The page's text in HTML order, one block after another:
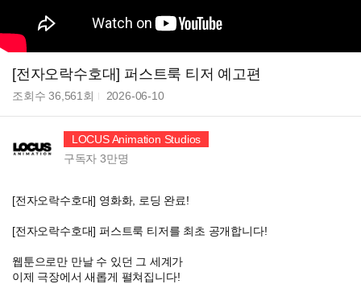
[전자오락수호대] 퍼스트룩 티저 예고편
조회수36,561 회 2026-06-10
LOCUS Animation Studios
구독자3만명
[전자오락수호대] 영화화, 로딩 완료!
[전자오락수호대] 퍼스트룩 티저를 최초 공개합니다!
웹툰으로만 만날 수 있던 그 세계가
이제 극장에서 새롭게 펼쳐집니다!